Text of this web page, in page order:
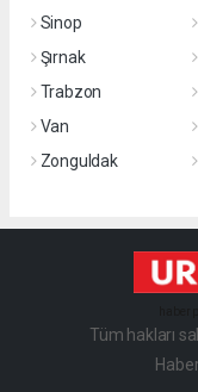
Sinop
Şırnak
Trabzon
Van
Zonguldak
Tüm hakları